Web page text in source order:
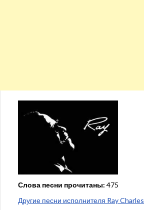
Слова песни прочитаны: 475
Другие песни исполнителя Ray Charles